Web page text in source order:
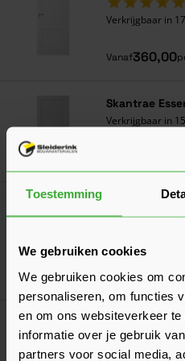
Toestemming
We gebruiken cookies
We gebruiken cookies om
personaliseren, om functies
en om ons websiteverkeer
informatie over je gebruik
partners voor social media,
Verkrijgbaar in
Vanaf360,00
Skantrae
Verkrijgbaar in
Vanaf438,00
Skantrae
Verkrijgbaar in